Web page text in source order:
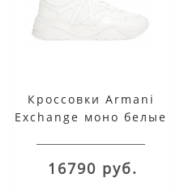
Кроссовки Armani
Exchange моно белые
16790 руб.